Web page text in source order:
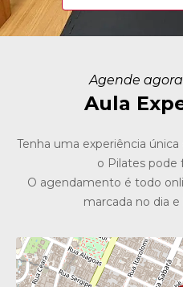
Agende
Aula
Tenha uma experiência
o Pilates pode
O agendamento é todo
marcada no dia